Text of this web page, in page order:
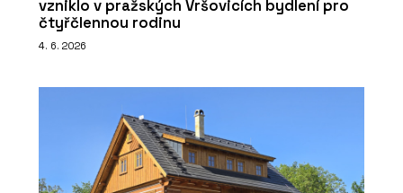
vzniklo v pražských Vršovicích bydlení pro
čtyřčlennou rodinu
4. 6. 2026